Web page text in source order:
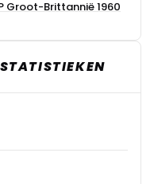
Groot-Brittannië 1960